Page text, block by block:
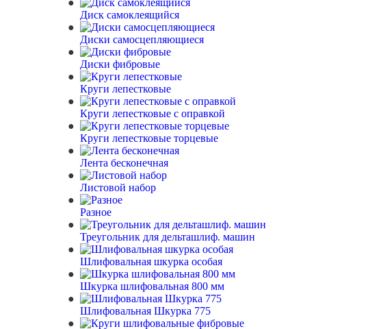
Диск самоклеящийся
Диски самосцепляющиеся
Диски фибровые
Круги лепестковые
Круги лепестковые с оправкой
Круги лепестковые торцевые
Лента бесконечная
Листовой набор
Разное
Треугольник для дельташлиф. машин
Шлифовальная шкурка особая
Шкурка шлифовальная 800 мм
Шлифовальная Шкурка 775